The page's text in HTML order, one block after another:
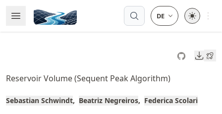
to
article
to
content
Open Menu
Made with MyST
Open
Reservoir Volume (Sequent Peak Algorithm)
Sebastian Schwindt Beatriz Negreiros Federica Scolari